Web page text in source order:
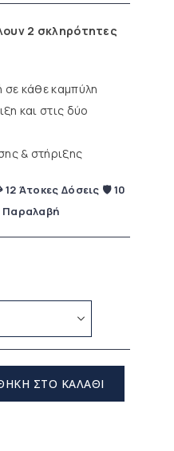
2 σκληρότητες
κάθε καμπύλη
και στις δύο
& στήριξης
Άτοκες Δόσεις 🛡 10
Παραλαβή
ΣΤΟ ΚΑΛΑΘΙ